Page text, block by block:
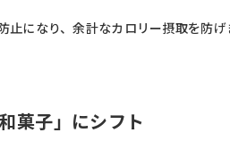
止になり、余計なカロリー摂取を防げ
菓子」にシフト